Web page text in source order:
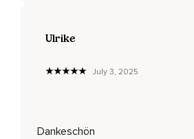
Liebe und Annahme ganz tief einfließen,
Ruhe,
Ulrike
July 3, 2025
Dankeschön